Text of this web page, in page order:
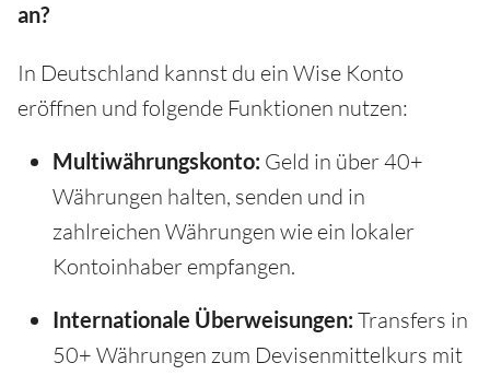
an?
In Deutschland kannst du ein Wise Konto
eröffnen und folgende Funktionen nutzen:
Multiwährungskonto: Geld in über 40+
Währungen halten, senden und in
zahlreichen Währungen wie ein lokaler
Kontoinhaber empfangen.
Internationale Überweisungen: Transfers in
50+ Währungen zum Devisenmittelkurs mit